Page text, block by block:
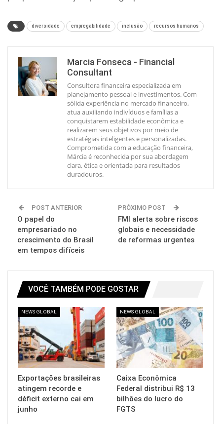
diversidade empregabilidade inclusão recursos humanos
Marcia Fonseca - Financial
Consultant
Consultora financeira especializada em
planejamento pessoal e investimentos. Com
sólida experiência no mercado financeiro,
atua auxiliando indivíduos e famílias a
conquistarem estabilidade econômica e
realizarem seus objetivos por meio de
estratégias inteligentes e personalizadas.
Comprometida com a educação financeira,
Márcia é reconhecida por sua abordagem
clara, ética e orientada para resultados
duradouros.
POST ANTERIOR
O papel do
empresariado no
crescimento do Brasil
em tempos difíceis
PRÓXIMO POST
FMI alerta sobre riscos
globais e necessidade
de reformas urgentes
VOCÊ TAMBÉM PODE GOSTAR
NEWS GLOBAL
Exportações brasileiras
atingem recorde e
déficit externo cai em
junho
NEWS GLOBAL
Caixa Econômica
Federal distribui R$ 13
bilhões do lucro do
FGTS